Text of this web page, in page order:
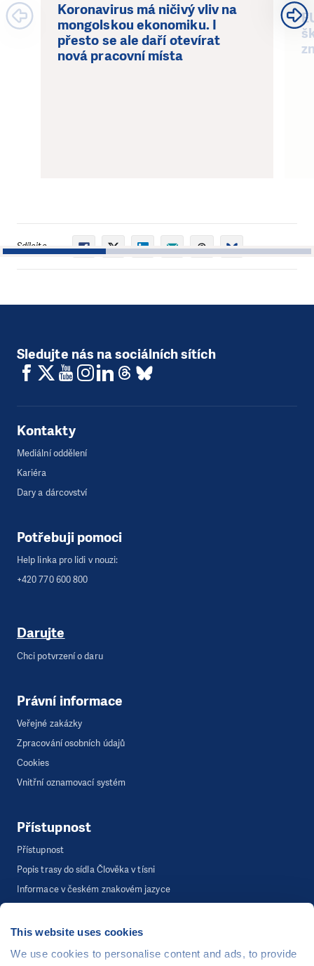
This website uses cookies
We use cookies to personalise content and ads, to provide
Koronavirus má ničivý vliv na
mongolskou ekonomiku. I
přesto se ale daří otevírat
nová pracovní místa
1 2 3
Sdílejte
Sledujte nás na sociálních sítích
Kontakty
Mediální oddělení
Kariéra
Dary a dárcovství
Potřebuji pomoci
Help linka pro lidi v nouzi:
+420 770 600 800
Darujte
Chci potvrzení o daru
Právní informace
Veřejné zakázky
Zpracování osobních údajů
Cookies
Vnitřní oznamovací systém
Přístupnost
Přístupnost
Popis trasy do sídla Člověka v tísni
Informace v českém znakovém jazyce
Webová stránka běží na bezplatně poskytnutém server hostingu od